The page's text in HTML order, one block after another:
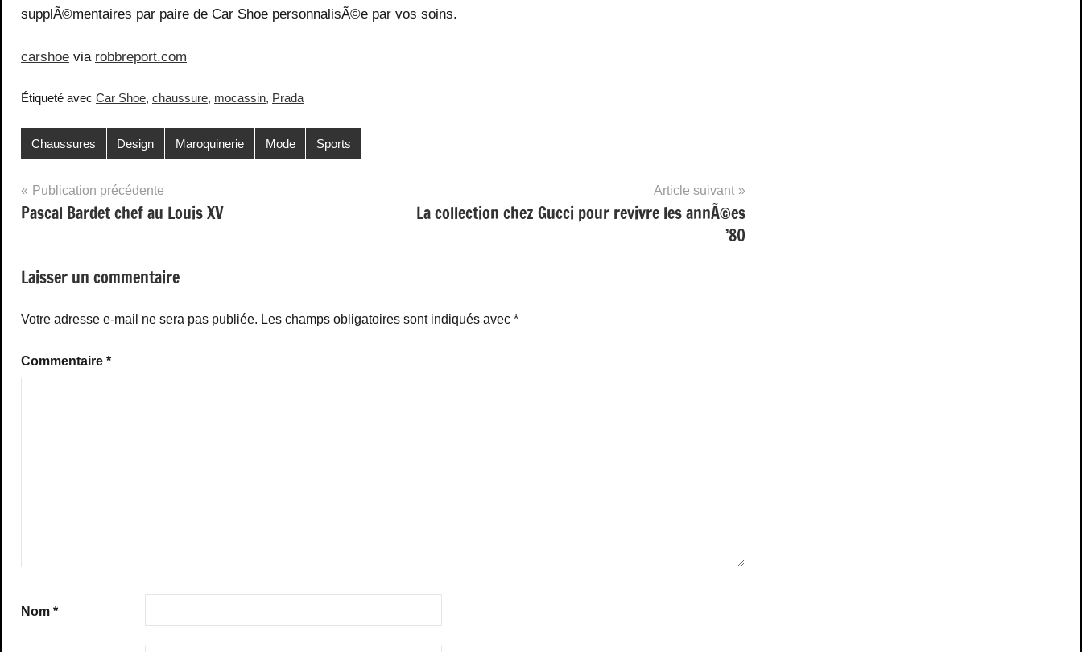
supplÃ©mentaires par paire de Car Shoe personnalisÃ©e par vos soins.
carshoe via robbreport.com
Étiqueté avec Car Shoe, chaussure, mocassin, Prada
Chaussures Design Maroquinerie Mode Sports
Navigation
de
Publication précédente
Pascal Bardet chef au Louis XV
Article suivant
La collection chez Gucci pour revivre les annÃ©es
’80
Laisser un commentaire
Votre adresse e-mail ne sera pas publiée. Les champs obligatoires sont indiqués avec *
Commentaire *
Nom *